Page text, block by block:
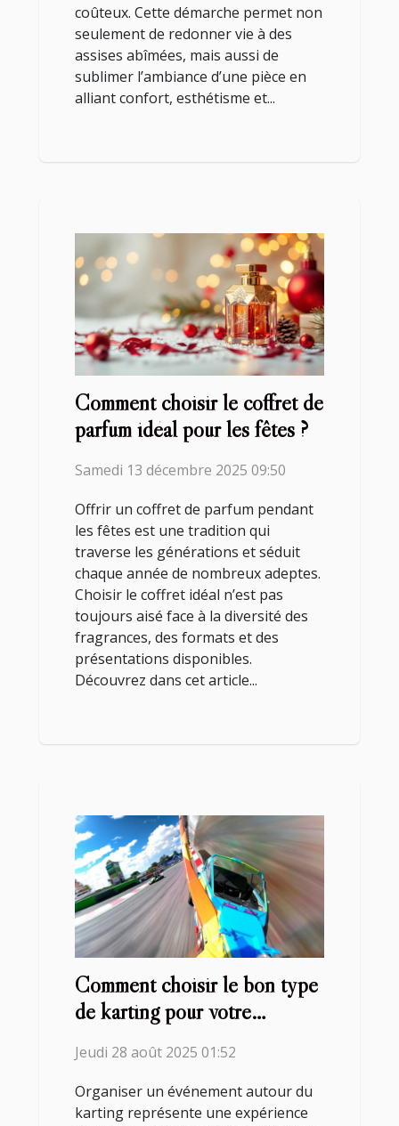
coûteux. Cette démarche permet non
seulement de redonner vie à des
assises abîmées, mais aussi de
sublimer l’ambiance d’une pièce en
alliant confort, esthétisme et...
Comment choisir le coffret de
parfum idéal pour les fêtes ?
Samedi 13 décembre 2025 09:50
Offrir un coffret de parfum pendant
les fêtes est une tradition qui
traverse les générations et séduit
chaque année de nombreux adeptes.
Choisir le coffret idéal n’est pas
toujours aisé face à la diversité des
fragrances, des formats et des
présentations disponibles.
Découvrez dans cet article...
Comment choisir le bon type
de karting pour votre
Jeudi 28 août 2025 01:52
Organiser un événement autour du
karting représente une expérience